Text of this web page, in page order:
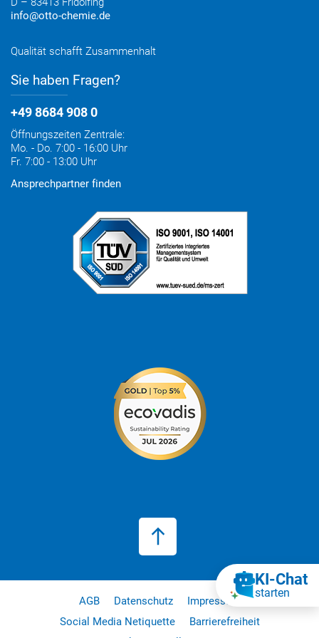
info@otto-chemie.de
Qualität schafft Zusammenhalt
Sie haben Fragen?
+49 8684 908 0
Öffnungszeiten Zentrale:
Mo. - Do. 7:00 - 16:00 Uhr
Fr. 7:00 - 13:00 Uhr
Ansprechpartner finden
AGB Datenschutz
Impressum
Social Media Netiquette
Barrierefreiheit
KI‑Chat
starten